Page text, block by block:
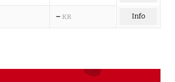
– KR Info